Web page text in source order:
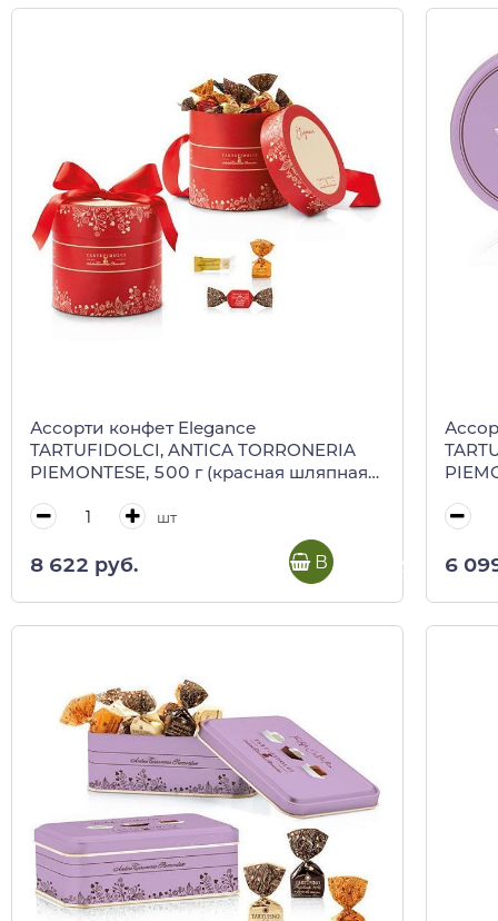
Ассорти конфет Elegance
TARTUFIDOLCI, ANTICA TORRONERIA
PIEMONTESE, 500 г (красная шляпная
шт
8 622 руб. В корзину 6